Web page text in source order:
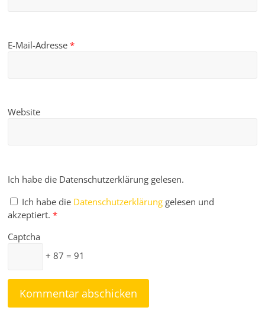
E-Mail-Adresse*
Website
Ich habe die Datenschutzerklärung gelesen.
Ich habe die Datenschutzerklärung gelesen und
akzeptiert. *
Captcha
+ 87 = 91